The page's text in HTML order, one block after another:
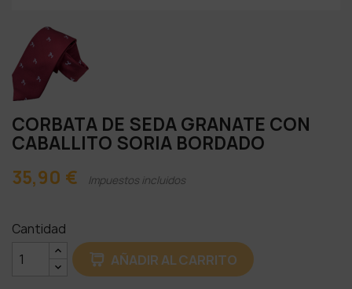
CORBATA DE SEDA GRANATE CON
CABALLITO SORIA BORDADO
35,90 €
Impuestos incluidos
Cantidad
AÑADIR AL CARRITO